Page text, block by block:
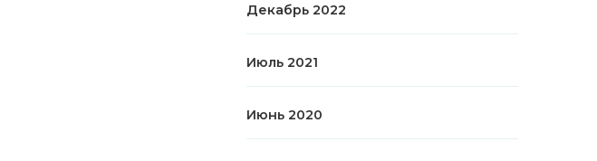
Декабрь 2022
Июль 2021
Июнь 2020